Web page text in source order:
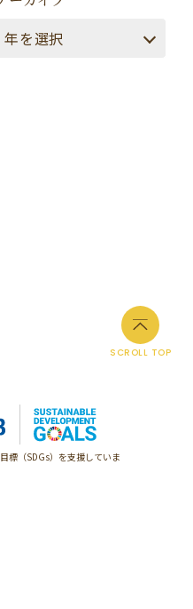
SCROLL TOP
標（SDGs）を支援していま